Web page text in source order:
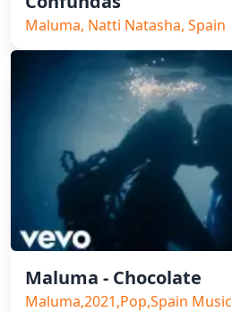
Maluma, Natti Natasha, Spain
Music, Pop, 2025
Maluma - Chocolate
Maluma,2021,Pop,Spain Music